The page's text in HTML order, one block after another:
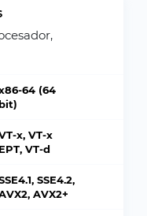
64 (64
bit)
x, VT-x
EPT, VT-d
SSE4.2,
AVX2+